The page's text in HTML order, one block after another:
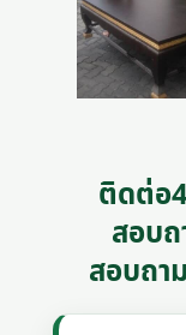
ติดต่อ
สอบถ
สอบถา